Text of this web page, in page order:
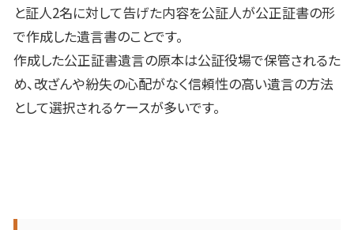
と証人2名に対して告げた内容を公証人が公正証書の形
で作成した遺言書のことです。
作成した公正証書遺言の原本は公証役場で保管されるた
め、改ざんや紛失の心配がなく信頼性の高い遺言の方法
として選択されるケースが多いです。